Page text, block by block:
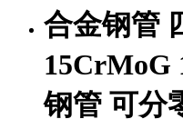
合金钢管
15CrMoG
钢管 可分